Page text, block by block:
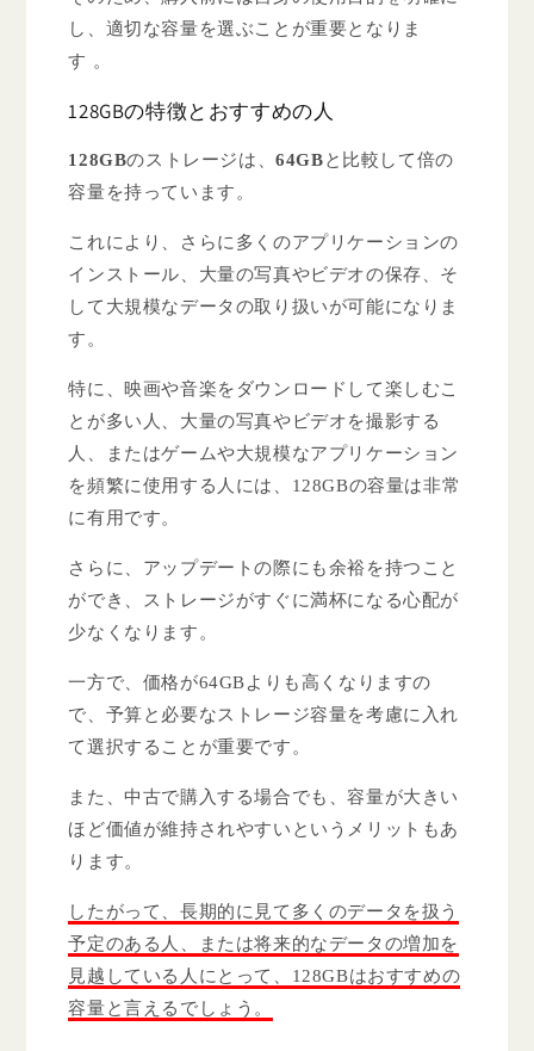
し、適切な容量を選ぶことが重要となりま
す 。
128GBの特徴とおすすめの人
128GBのストレージは、64GBと比較して倍の
容量を持っています。
これにより、さらに多くのアプリケーションの
インストール、大量の写真やビデオの保存、そ
して大規模なデータの取り扱いが可能になりま
す。
特に、映画や音楽をダウンロードして楽しむこ
とが多い人、大量の写真やビデオを撮影する
人、またはゲームや大規模なアプリケーション
を頻繁に使用する人には、128GBの容量は非常
に有用です。
さらに、アップデートの際にも余裕を持つこと
ができ、ストレージがすぐに満杯になる心配が
少なくなります。
一方で、価格が64GBよりも高くなりますの
で、予算と必要なストレージ容量を考慮に入れ
て選択することが重要です。
また、中古で購入する場合でも、容量が大きい
ほど価値が維持されやすいというメリットもあ
ります。
したがって、長期的に見て多くのデータを扱う
予定のある人、または将来的なデータの増加を
見越している人にとって、128GBはおすすめの
容量と言えるでしょう。